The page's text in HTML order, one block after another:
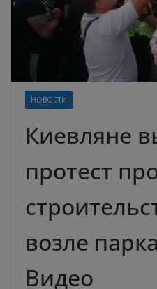
НОВОСТИ
Киевляне
протест
возле
Видео